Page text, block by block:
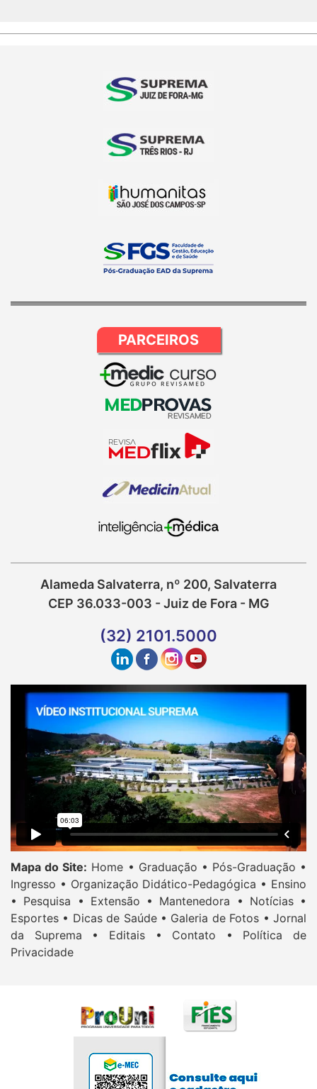
PARCEIROS
Alameda Salvaterra, nº 200, Salvaterra
CEP 36.033-003 - Juiz de Fora - MG
(32) 2101.5000
Mapa do Site: Home • Graduação • Pós-Graduação •
Ingresso • Organização Didático-Pedagógica • Ensino
• Pesquisa • Extensão • Mantenedora • Notícias •
Esportes • Dicas de Saúde • Galeria de Fotos • Jornal
da Suprema •
Editais • Contato •
Política de
Privacidade